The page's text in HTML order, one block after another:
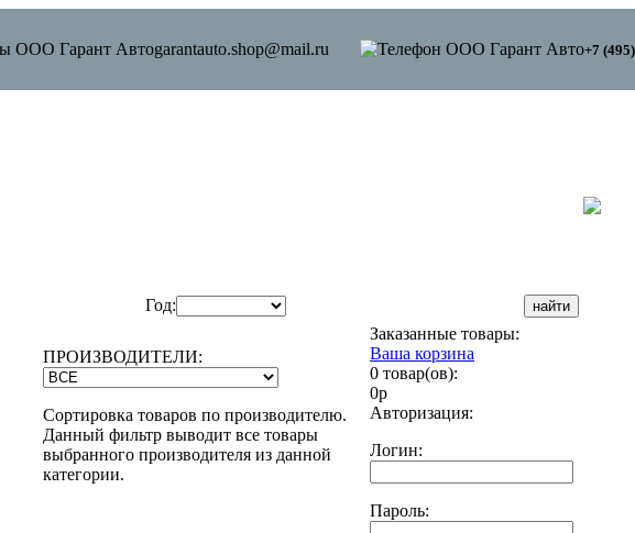
garantauto.shop@mail.ru +7
Год:
ПРОИЗВОДИТЕЛИ:
Сортировка товаров по производителю.
Данный фильтр выводит все товары
выбранного производителя из данной
категории.
Заказанные товары:
Ваша корзина
0 товар(ов):
0р
Авторизация:
Логин:
Пароль: